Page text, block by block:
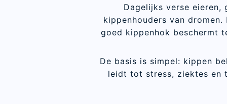
Dagelijks verse
kippenhouders van
goed kippenhok beschermt
De basis is simpel: kippen
leidt tot stress, ziektes en
Bestelling is succesvol
Betaling mislukt
Je betalingen